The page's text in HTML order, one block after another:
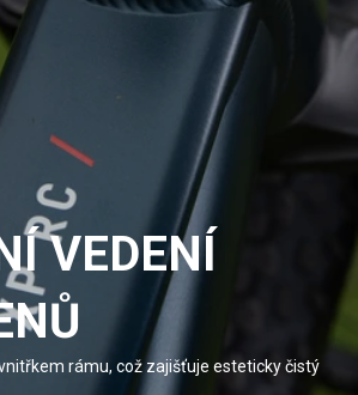
VEDENÍ
rámu, což zajišťuje esteticky čistý